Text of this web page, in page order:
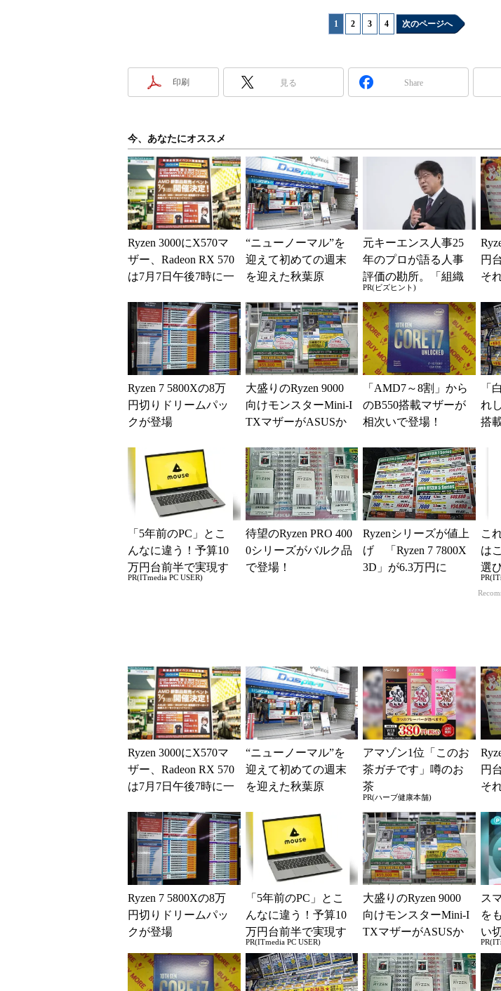
1 2 3 4 次のページへ
印刷 見る Share
今、あなたにオススメ
Ryzen 3000にX570マ
ザー、Radeon RX 570
は7月7日午後7時に一
“ニューノーマル”を
迎えて初めての週末
を迎えた秋葉原
元キーエンス人事25
年のプロが語る人事
評価の勘所。「組織
を腐らせるNG評価」
とは？
PR(ビズヒント)
円
そ
Ryzen 7 5800Xの8万
円切りドリームパッ
クが登場
大盛りのRyzen 9000
向けモンスターMini-I
TXマザーがASUSか
「AMD7～8割」から
のB550搭載マザーが
相次いで登場！
「
れ
搭
「5年前のPC」とこ
んなに違う！予算10
万円台前半で実現す
る快適PCライフ
PR(ITmedia PC USER)
待望のRyzen PRO 400
0シリーズがバルク品
で登場！
Ryzenシリーズが値上
げ 「Ryzen 7 7800X
3D」が6.3万円に
こ
は
選
の
Ryzen 3000にX570マ
ザー、Radeon RX 570
は7月7日午後7時に一
“ニューノーマル”を
迎えて初めての週末
を迎えた秋葉原
アマゾン1位「このお
茶ガチです」噂のお
茶
PR(ハーブ健康本舗)
円
そ
Ryzen 7 5800Xの8万
円切りドリームパッ
クが登場
「5年前のPC」とこ
んなに違う！予算10
万円台前半で実現す
る快適PCライフ
PR(ITmedia PC USER)
大盛りのRyzen 9000
向けモンスターMini-I
TXマザーがASUSか
ス
を
い
レ